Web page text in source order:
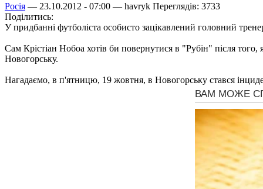
Росія — 23.10.2012 - 07:00 — havryk Переглядів: 3733
Поділитись:
У придбанні футболіста особисто зацікавлений головний
Сам Крістіан Нобоа хотів би повернутися в "Рубін" після
Новогорську.
Нагадаємо, в п'ятницю, 19 жовтня, в Новогорську стався